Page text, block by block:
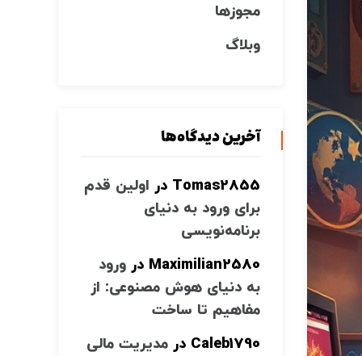
مجوزها
وبلاگ
آخرین دیدگاه‌ها
Tomas2855 در اولین قدم
برای ورود به دنیای
برنامه‌نویسی
Maximilian2580 درورود
به دنیای هوش مصنوعی: از
مفاهیم تا ساخت
Caleb1790 درمدیریت مالی